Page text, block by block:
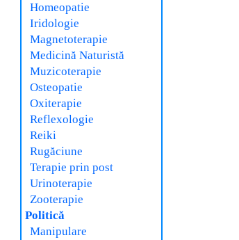
Homeopatie
Iridologie
Magnetoterapie
Medicină Naturistă
Muzicoterapie
Osteopatie
Oxiterapie
Reflexologie
Reiki
Rugăciune
Terapie prin post
Urinoterapie
Zooterapie
Politică
Manipulare